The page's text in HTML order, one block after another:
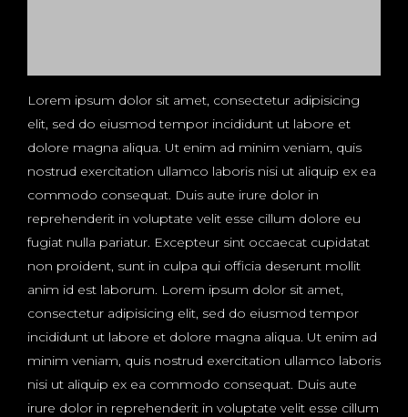
Lorem ipsum dolor sit amet, consectetur adipisicing
elit, sed do eiusmod tempor incididunt ut labore et
dolore magna aliqua. Ut enim ad minim veniam, quis
nostrud exercitation ullamco laboris nisi ut aliquip ex ea
commodo consequat. Duis aute irure dolor in
reprehenderit in voluptate velit esse cillum dolore eu
fugiat nulla pariatur. Excepteur sint occaecat cupidatat
non proident, sunt in culpa qui officia deserunt mollit
anim id est laborum. Lorem ipsum dolor sit amet,
consectetur adipisicing elit, sed do eiusmod tempor
incididunt ut labore et dolore magna aliqua. Ut enim ad
minim veniam, quis nostrud exercitation ullamco laboris
nisi ut aliquip ex ea commodo consequat. Duis aute
irure dolor in reprehenderit in voluptate velit esse cillum